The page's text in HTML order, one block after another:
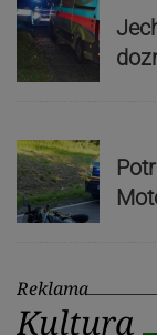
Reklama
Kultura